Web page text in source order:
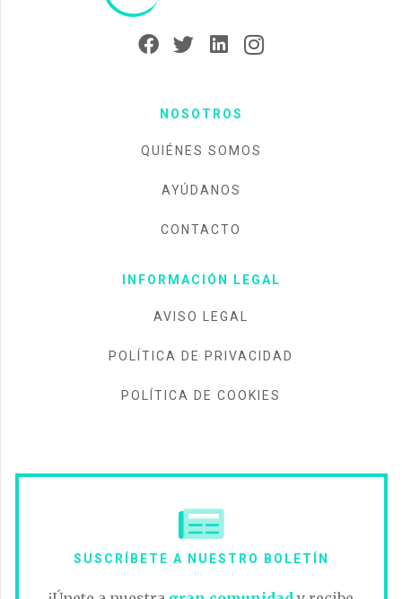
NOSOTROS
QUIÉNES SOMOS
AYÚDANOS
CONTACTO
INFORMACIÓN LEGAL
AVISO LEGAL
POLÍTICA DE PRIVACIDAD
POLÍTICA DE COOKIES
SUSCRÍBETE A NUESTRO BOLETÍN